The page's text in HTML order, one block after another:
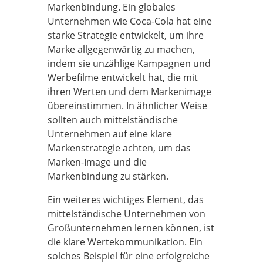
Markenbindung. Ein globales
Unternehmen wie Coca-Cola hat eine
starke Strategie entwickelt, um ihre
Marke allgegenwärtig zu machen,
indem sie unzählige Kampagnen und
Werbefilme entwickelt hat, die mit
ihren Werten und dem Markenimage
übereinstimmen. In ähnlicher Weise
sollten auch mittelständische
Unternehmen auf eine klare
Markenstrategie achten, um das
Marken-Image und die
Markenbindung zu stärken.
Ein weiteres wichtiges Element, das
mittelständische Unternehmen von
Großunternehmen lernen können, ist
die klare Wertekommunikation. Ein
solches Beispiel für eine erfolgreiche